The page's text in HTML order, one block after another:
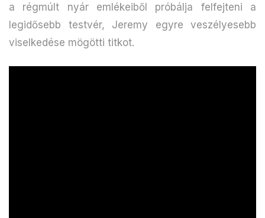
a régmúlt nyár emlékeiből próbálja felfejteni a
legidősebb testvér, Jeremy egyre veszélyesebb
viselkedése mögötti titkot.